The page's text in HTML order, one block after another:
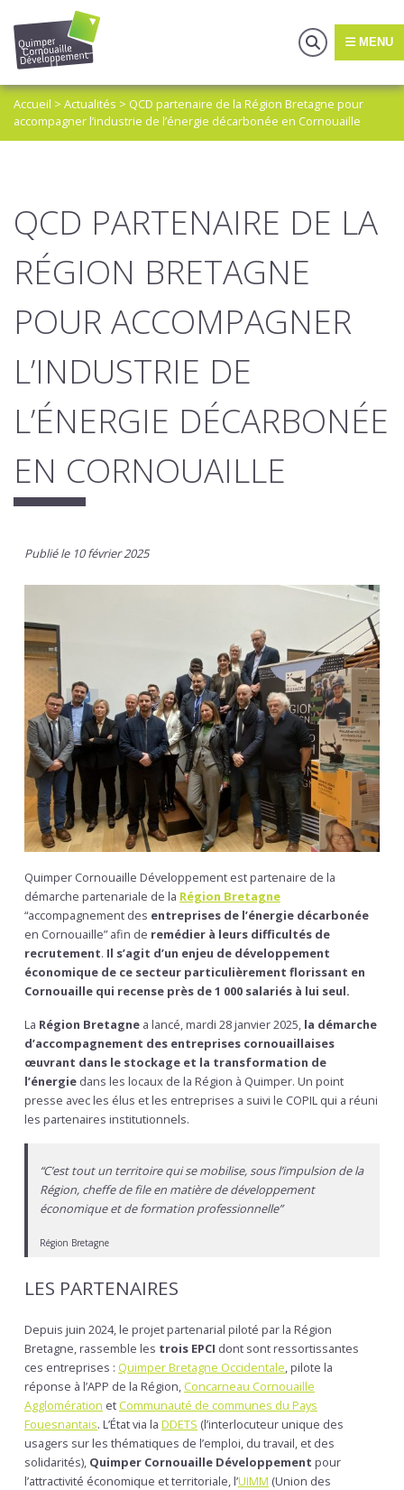
MENU
Accueil > Actualités > QCD partenaire de la Région Bretagne pour
accompagner l’industrie de l’énergie décarbonée en Cornouaille
QCD PARTENAIRE DE LA
RÉGION BRETAGNE
POUR ACCOMPAGNER
L’INDUSTRIE DE
L’ÉNERGIE DÉCARBONÉE
EN CORNOUAILLE
Publié le 10 février 2025
Quimper Cornouaille Développement est partenaire de la
démarche partenariale de la Région Bretagne
“accompagnement des entreprises de l’énergie décarbonée
en Cornouaille” afin de remédier à leurs difficultés de
recrutement. Il s’agit d’un enjeu de développement
économique de ce secteur particulièrement florissant en
Cornouaille qui recense près de 1 000 salariés à lui seul.
La Région Bretagne a lancé, mardi 28 janvier 2025, la démarche
d’accompagnement des entreprises cornouaillaises
œuvrant dans le stockage et la transformation de
l’énergie dans les locaux de la Région à Quimper. Un point
presse avec les élus et les entreprises a suivi le COPIL qui a réuni
les partenaires institutionnels.
“C’est tout un territoire qui se mobilise, sous l’impulsion de la
Région, cheffe de file en matière de développement
économique et de formation professionnelle”
Région Bretagne
LES PARTENAIRES
Depuis juin 2024, le projet partenarial piloté par la Région
Bretagne, rassemble les trois EPCI dont sont ressortissantes
ces entreprises : Quimper Bretagne Occidentale , pilote la
réponse à l’APP de la Région, Concarneau Cornouaille
Agglomération et Communauté de communes du Pays
Fouesnantais. L’État via la DDETS (l’interlocuteur unique des
usagers sur les thématiques de l’emploi, du travail, et des
solidarités), Quimper Cornouaille Développement pour
l’attractivité économique et territoriale, l’UIMM (Union des